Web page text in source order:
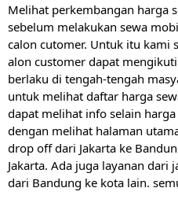
Melihat perkembangan harga
sebelum melakukan sewa
calon cutomer. Untuk itu kami
alon customer dapat
berlaku di tengah-tengah
untuk melihat daftar harga
dapat melihat info selain
dengan melihat halaman
drop off dari Jakarta ke
Jakarta. Ada juga layanan dari
dari Bandung ke kota lain.